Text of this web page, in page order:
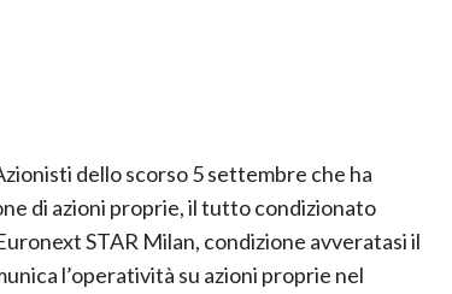
dello scorso 5 settembre che ha
di azioni proprie, il tutto condizionato
STAR Milan, condizione avveratasi il
l’operatività su azioni proprie nel